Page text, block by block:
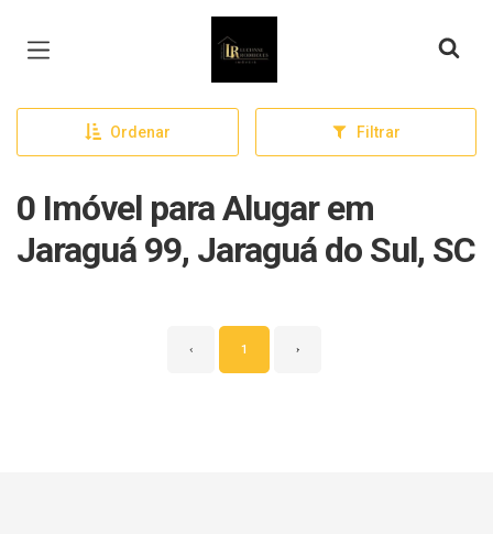
Página inicial
Ordenar Filtrar
0 Imóvel para Alugar em
Jaraguá 99, Jaraguá do Sul, SC
‹ 1 ›